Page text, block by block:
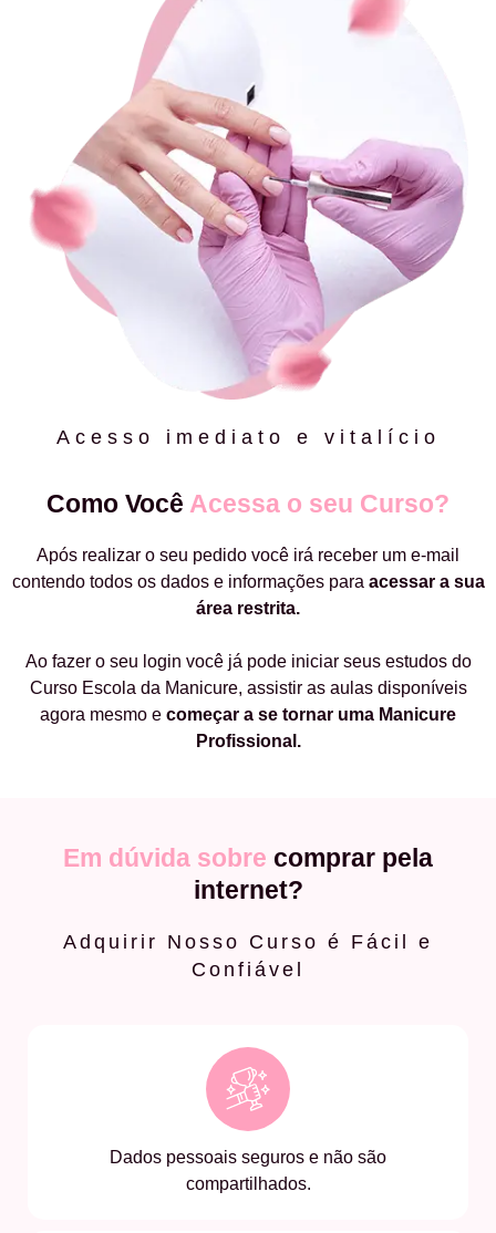
Acesso imediato e vitalício
Como Você Acessa o seu Curso?
Após realizar o seu pedido você irá receber um e-mail
contendo todos os dados e informações para acessar a sua
área restrita.
Ao fazer o seu login você já pode iniciar seus estudos do
Curso Escola da Manicure, assistir as aulas disponíveis
agora mesmo e começar a se tornar uma Manicure
Profissional.
Em dúvida sobre comprar pela
internet?
Adquirir Nosso Curso é Fácil e
Confiável
Dados pessoais seguros e não são
compartilhados.